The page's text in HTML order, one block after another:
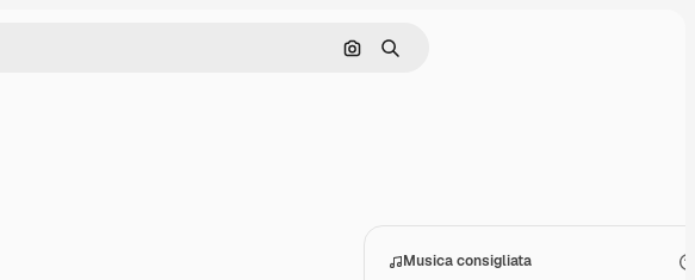
Cerca per immagine
Ricerca
Musica consigliata